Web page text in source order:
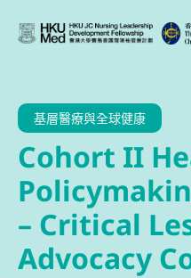
基層醫療與全球健康
Cohort II
– Critical
Advocacy